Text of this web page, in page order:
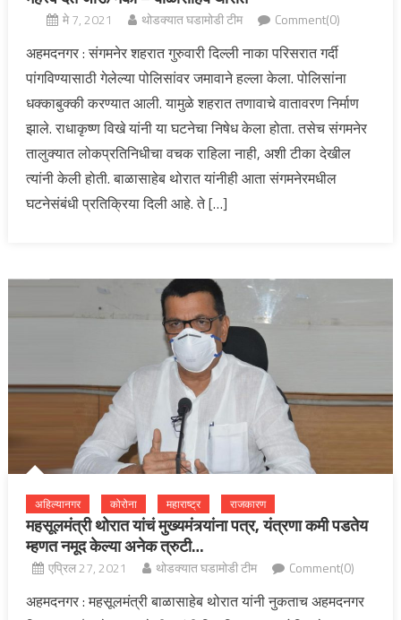
मे 7, 2021 थोडक्यात घडामोडी टीम Comment(0)
अहमदनगर : संगमनेर शहरात गुरुवारी दिल्ली नाका परिसरात गर्दी
पांगविण्यासाठी गेलेल्या पोलिसांवर जमावाने हल्ला केला. पोलिसांना
धक्काबुक्की करण्यात आली. यामुळे शहरात तणावाचे वातावरण निर्माण
झाले. राधाकृष्ण विखे यांनी या घटनेचा निषेध केला होता. तसेच संगमनेर
तालुक्यात लोकप्रतिनिधीचा वचक राहिला नाही, अशी टीका देखील
त्यांनी केली होती. बाळासाहेब थोरात यांनीही आता संगमनेरमधील
घटनेसंबंधी प्रतिक्रिया दिली आहे. ते […]
अहिल्यानगर कोरोना महाराष्ट्र राजकारण
महसूलमंत्री थोरात यांचं मुख्यमंत्र्यांना पत्र, यंत्रणा कमी पडतेय
म्हणत नमूद केल्या अनेक त्रुटी…
एप्रिल 27, 2021 थोडक्यात घडामोडी टीम Comment(0)
अहमदनगर : महसूलमंत्री बाळासाहेब थोरात यांनी नुकताच अहमदनगर